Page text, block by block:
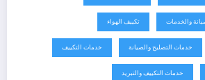
والخدمات تكييف الهواء
خدمات التصليح والصيانة خدمات التكييف
خدمات التكييف والتبريد